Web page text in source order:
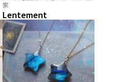
家
Lentement